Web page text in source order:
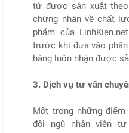
tử được sản xuất
chứng nhận về chất
phẩm của
trước khi đưa vào
hàng luôn nhận được
3. Dịch vụ tư vấn
Một trong những điểm
đội ngũ nhân viên tư